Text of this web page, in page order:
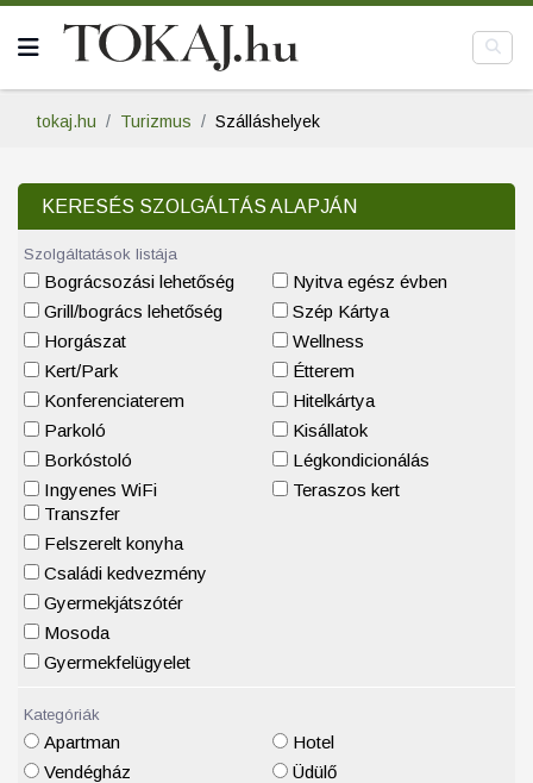
tokaj.hu Turizmus Szálláshelyek
KERESÉS SZOLGÁLTÁS ALAPJÁN
Szolgáltatások listája
Bográcsozási lehetőség
Grill/bogrács lehetőség
Horgászat
Kert/Park
Konferenciaterem
Parkoló
Borkóstoló
Ingyenes WiFi
Nyitva egész évben
Szép Kártya
Wellness
Étterem
Hitelkártya
Kisállatok
Légkondicionálás
Teraszos kert
Transzfer
Felszerelt konyha
Családi kedvezmény
Gyermekjátszótér
Mosoda
Gyermekfelügyelet
Kategóriák
Apartman
Vendégház
Hotel
Üdülő